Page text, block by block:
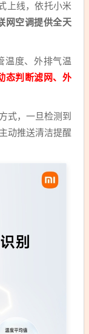
上线，依托小米
网空调提供全天
温度、外排气温
态判断滤网、外
式，一旦检测到
动推送清洁提醒